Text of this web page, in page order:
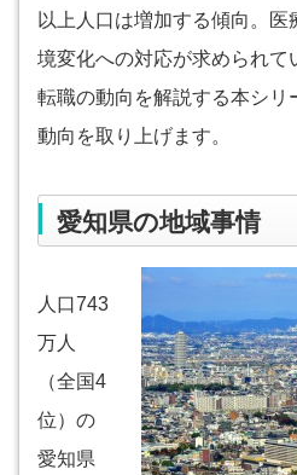
以上人口は増加する傾向。
境変化への対応が求められて
転職の動向を解説する本シリ
動向を取り上げます。
愛知県の地域事情
人口743
万人
（全国4
位）の
愛知県